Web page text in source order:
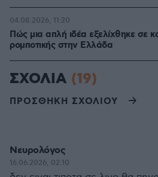
Πώς μια απλή ιδέα εξελίχθηκε σε
ρομποτικής στην Ελλάδα
04.08.2026, 11:20
ΣΧΟΛΙΑ (19)
ΠΡΟΣΘΗΚΗ ΣΧΟΛΙΟΥ
Nευρολόγος
16.06.2026, 02:10